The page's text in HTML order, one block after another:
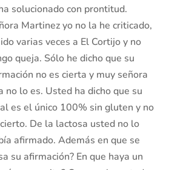
solucionado con prontitud.
Martinez yo no la he criticado,
varias veces a El Cortijo y no
queja. Sólo he dicho que su
no es cierta y muy señora
no lo es. Usted ha dicho que su
es el único 100% sin gluten y no
De la lactosa usted no lo
afirmado. Además en que se
su afirmación? En que haya un